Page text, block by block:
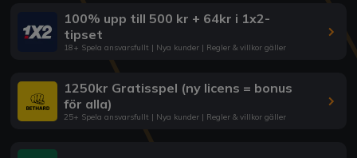
100% upp till 500 kr + 64kr i 1x2-
tipset
18+ Spela ansvarsfullt | Nya kunder | Regler & villkor gäller
1250kr Gratisspel (ny licens = bonus
för alla)
25+ Spela ansvarsfullt | Nya kunder | Regler & villkor gäller